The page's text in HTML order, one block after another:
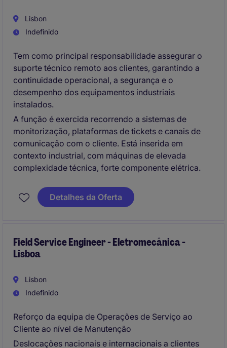
Lisbon
Indefinido
Tem como principal responsabilidade assegurar o
suporte técnico remoto aos clientes, garantindo a
continuidade operacional, a segurança e o
desempenho dos equipamentos industriais
instalados.
A função é exercida recorrendo a sistemas de
monitorização, plataformas de tickets e canais de
comunicação com o cliente. Está inserida em
contexto industrial, com máquinas de elevada
complexidade técnica, forte componente elétrica.
Detalhes da Oferta
Field Service Engineer - Eletromecânica -
Lisboa
Lisbon
Indefinido
Reforço da equipa de Operações de Serviço ao
Cliente ao nível de Manutenção
Deslocações nacionais e internacionais a clientes